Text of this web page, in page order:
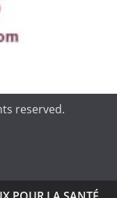
reserved.